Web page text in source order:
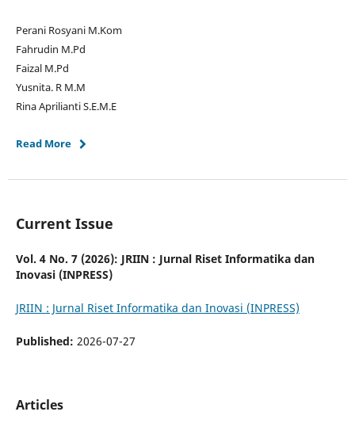
Perani Rosyani M.Kom
Fahrudin M.Pd
Faizal M.Pd
Yusnita. R M.M
Rina Aprilianti S.E.M.E
Read More
Current Issue
Vol. 4 No. 7 (2026): JRIIN : Jurnal Riset Informatika dan
Inovasi (INPRESS)
JRIIN : Jurnal Riset Informatika dan Inovasi (INPRESS)
Published: 2026-07-27
Articles